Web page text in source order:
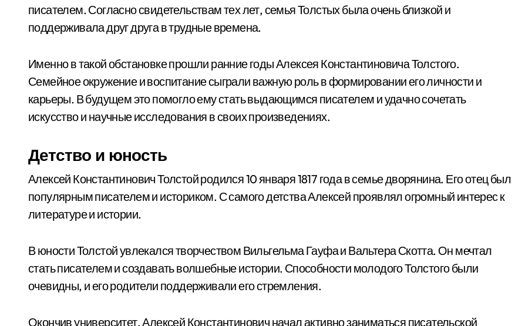
писателем. Согласно свидетельствам тех лет, семья Толстых была очень близкой и
поддерживала друг друга в трудные времена.
Именно в такой обстановке прошли ранние годы Алексея Константиновича Толстого.
Семейное окружение и воспитание сыграли важную роль в формировании его личности и
карьеры. В будущем это помогло ему стать выдающимся писателем и удачно сочетать
искусство и научные исследования в своих произведениях.
Детство и юность
Алексей Константинович Толстой родился 10 января 1817 года в семье дворянина. Его отец был
популярным писателем и историком. С самого детства Алексей проявлял огромный интерес к
литературе и истории.
В юности Толстой увлекался творчеством Вильгельма Гауфа и Вальтера Скотта. Он мечтал
стать писателем и создавать волшебные истории. Способности молодого Толстого были
очевидны, и его родители поддерживали его стремления.
Окончив университет, Алексей Константинович начал активно заниматься писательской